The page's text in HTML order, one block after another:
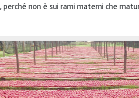
non è sui rami materni che